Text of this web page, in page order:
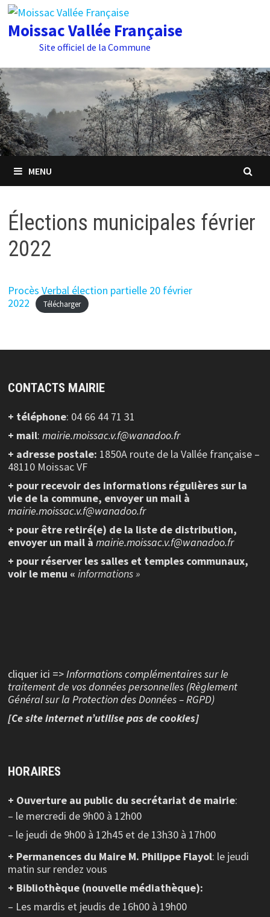
Passer
au
contenu
Moissac Vallée Française
Site officiel de la Commune
MENU
Élections municipales février
2022
Procès Verbal élection partielle 20 février
2022
Télécharger
CONTACTS MAIRIE
+ téléphone: 04 66 44 71 31
+ mail: mairie.moissac.v.f@wanadoo.fr
+ adresse postale: 1850A route de la Vallée française –
48110 Moissac VF
+ pour recevoir des informations régulières sur la
vie de la commune, envoyer un mail à
mairie.moissac.v.f@wanadoo.fr
+ pour être retiré(e) de la liste de distribution,
envoyer un mail à mairie.moissac.v.f@wanadoo.fr
+ pour réserver les salles et temples communaux,
voir le menu « informations »
cliquer ici =>Informations complémentaires sur le
traitement de vos données personnelles (Règlement
Général sur la Protection des Données – RGPD)
[Ce site internet n’utilise pas de cookies]
HORAIRES
+ Ouverture au public du secrétariat de mairie:
– le mercredi de 9h00 à 12h00
– le jeudi de 9h00 à 12h45 et de 13h30 à 17h00
+ Permanences du Maire M. Philippe Flayol: le jeudi
matin sur rendez vous
+ Bibliothèque (nouvelle médiathèque):
– Les mardis et jeudis de 16h00 à 19h00